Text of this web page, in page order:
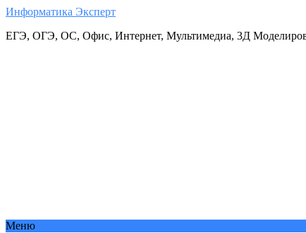
Информатика Эксперт
ЕГЭ, ОГЭ, ОС, Офис, Интернет, Мультимедиа, 3Д
Меню